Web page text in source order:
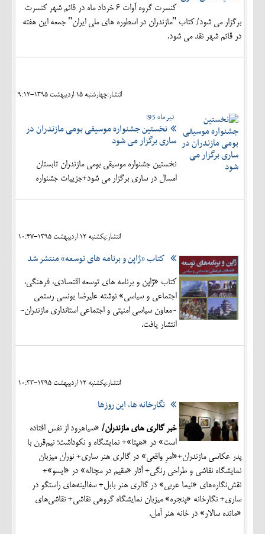
محیط زیست و گردشگری
فرهنگی و هنری
اقتصادی
کنسرت گروه آوات 6 خرداد ماه در قائم شهر کنسرت
برگزار می شود/ کتاب "مازندران در اسطوره های ملی ایران" جمعه این هفته
در قائم شهر نقد می شود.
انتشار:چهارشنبه 15 ارديبهشت 1395-9:12
تیرماه 95؛
نخستین جشنواره موسیقی بومی مازندران در
ساری برگزار می شود
نخستین جشنواره موسیقی بومی مازندران تابستان
امسال در ساری برگزار می شود+جزییات جشنواره
انتشار:يکشنبه 12 ارديبهشت 1395-10:47
كتاب «ژاپن و برنامه های توسعه» منتشر شد
كتاب «ژاپن و برنامه هاي توسعه اقتصادي، فرهنگي،
اجتماعي و سياسي» نوشته عليرضا يونسي رستمي
-معاون سياسي امنيتي و اجتماعي استانداري مازندران-
انتشار یافت.
انتشار:يکشنبه 12 ارديبهشت 1395-10:33
نگارخانه ها، این روزها
خبر گالری های مازندران/ «سیاهرود از نفس افتاده
است» در «هپتا»+ نمایشگاه و نکوداشت؛ نیم‌قرن با
پدر عکاسی مازندران+«امرِ واقعی» در گالری هنر ساری+ نوران میزبان
نمایشگاه نقاشی و طراحی رنگی+ آثار «مقیم در مچاله» در «ایسو»+
نقش‌نگاره‌های «نیما عربی» در گالری هنر بابل+ سفالینه‌های راستگو در
ساری+ نگارخانه «پنجره» میزبان نمایشگاه گروهی نقاشی+ نقاشی‌های
«مائده سالار» در خانه هنر آمل.